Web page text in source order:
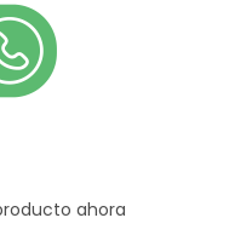
ahora